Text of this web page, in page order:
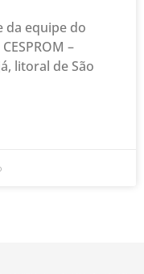
da equipe do
–
litoral de São